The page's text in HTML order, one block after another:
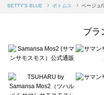
Samansa Mos2 blue（サマンサモスモ
sō4ū（ソウフォーユー）のボトムス一
Te chichi（テチチ）のボトムス一覧
Te chichi CLASSIC（テチチ クラシック
Lugnoncure（ルノンキュール）のボト
BETTY'S BLUE（べティーズブルー）の
BETTY'S BLUE ボトムス ベージュ/
ブラ